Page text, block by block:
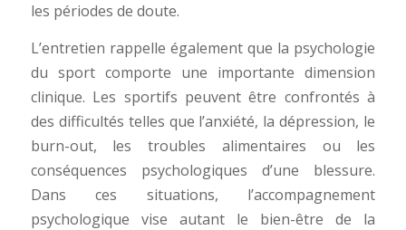
les périodes de doute.
L’entretien rappelle également que la psychologie
du sport comporte une importante dimension
clinique. Les sportifs peuvent être confrontés à
des difficultés telles que l’anxiété, la dépression, le
burn-out, les troubles alimentaires ou les
conséquences psychologiques d’une blessure.
Dans ces situations, l’accompagnement
psychologique vise autant le bien-être de la